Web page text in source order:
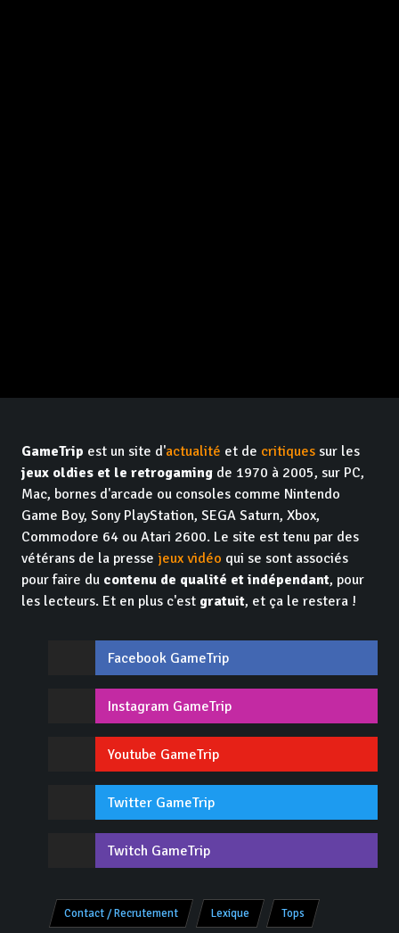
GameTrip est un site d'actualité et de critiques sur les
jeux oldies et le retrogaming de 1970 à 2005, sur PC,
Mac, bornes d'arcade ou consoles comme Nintendo
Game Boy, Sony PlayStation, SEGA Saturn, Xbox,
Commodore 64 ou Atari 2600. Le site est tenu par des
vétérans de la presse jeux vidéo qui se sont associés
pour faire du contenu de qualité et indépendant, pour
les lecteurs. Et en plus c'est gratuit, et ça le restera !
Facebook GameTrip
Instagram GameTrip
Youtube GameTrip
Twitter GameTrip
Twitch GameTrip
Contact / Recrutement Lexique Tops